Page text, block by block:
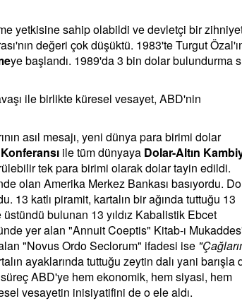
yetkisine sahip olabildi ve devletçi bir
değeri çok düşüktü. 1983'te Turgut
ye başlandı. 1989'da 3 bin dolar bulundurma
ile birlikte küresel vesayet, ABD'nin
asıl mesajı, yeni dünya para birimi dolar
ile tüm dünyaya Dolar-Altın
tek para birimi olarak dolar tayin edildi.
olan Amerika Merkez Bankası basıyordu.
13 katlı piramit, kartalın bir ağında tuttuğu 13
bulunan 13 yıldız Kabalistik Ebcet
yer alan "Annuit Coeptis" Kitab-ı
"Novus Ordo Seclorum" ifadesi ise
ayaklarında tuttuğu zeytin dalı yani barışla
ABD'ye hem ekonomik, hem siyasi, hem
vesayetin inisiyatifini de o ele aldı.